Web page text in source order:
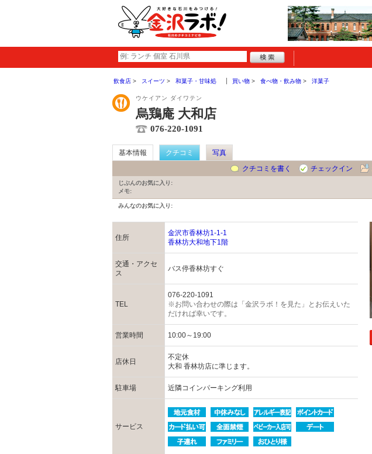
飲食店 スイーツ 和菓子・甘味処 買い物 食べ物・飲み物 洋菓子
ウケイアン ダイワテン
烏鶏庵 大和店
076-220-1091
基本情報 クチコミ
写真
クチコミを書く
チェックイン
じぶんのお気に入り:
メモ:
みんなのお気に入り:
住所
金沢市香林坊1-1-1
香林坊大和地下1階
交通・アクセ
ス
バス停香林坊すぐ
TEL
076-220-1091
※お問い合わせの際は「金沢ラボ！を見た」とお伝えいた
だければ幸いです。
営業時間 10:00～19:00
店休日
不定休
大和 香林坊店に準じます。
駐車場 近隣コインパーキング利用
サービス